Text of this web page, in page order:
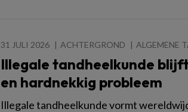
31 JULI 2026 ACHTERGROND ALGEMENE
Illegale tandheelkunde
en hardnekkig probleem
Illegale tandheelkunde vormt